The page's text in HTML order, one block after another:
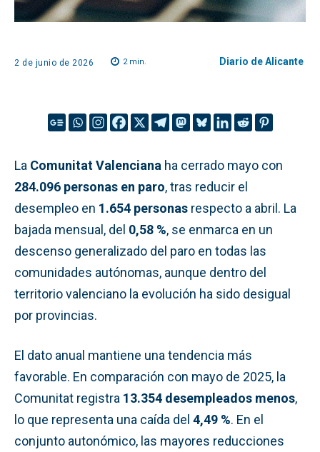
2 de junio de 2026 2min. Diario de Alicante
La Comunitat Valenciana ha cerrado mayo con
284.096 personas en paro, tras reducir el
desempleo en 1.654 personas respecto a abril. La
bajada mensual, del 0,58 %, se enmarca en un
descenso generalizado del paro en todas las
comunidades autónomas, aunque dentro del
territorio valenciano la evolución ha sido desigual
por provincias.
El dato anual mantiene una tendencia más
favorable. En comparación con mayo de 2025, la
Comunitat registra 13.354 desempleados menos,
lo que representa una caída del 4,49 %. En el
conjunto autonómico, las mayores reducciones